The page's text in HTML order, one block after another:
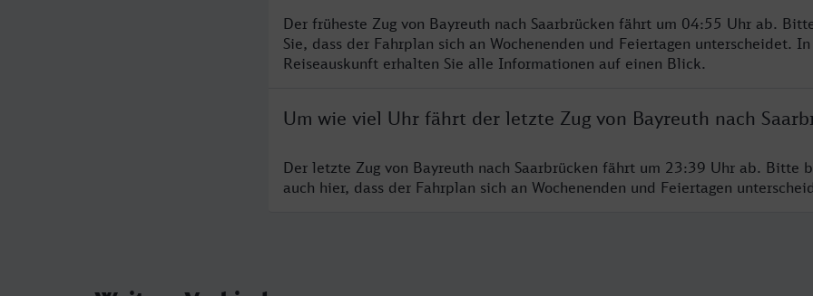
Der früheste Zug von Bayreuth nach Saarbrücken fährt um 04:55 Uhr ab.
Sie, dass der Fahrplan sich an Wochenenden und Feiertagen unterscheidet.
Reiseauskunft erhalten Sie alle Informationen auf einen Blick.
Um wie viel Uhr fährt der letzte Zug von Bayreuth nach
Der letzte Zug von Bayreuth nach Saarbrücken fährt um 23:39 Uhr ab. Bitte
auch hier, dass der Fahrplan sich an Wochenenden und Feiertagen